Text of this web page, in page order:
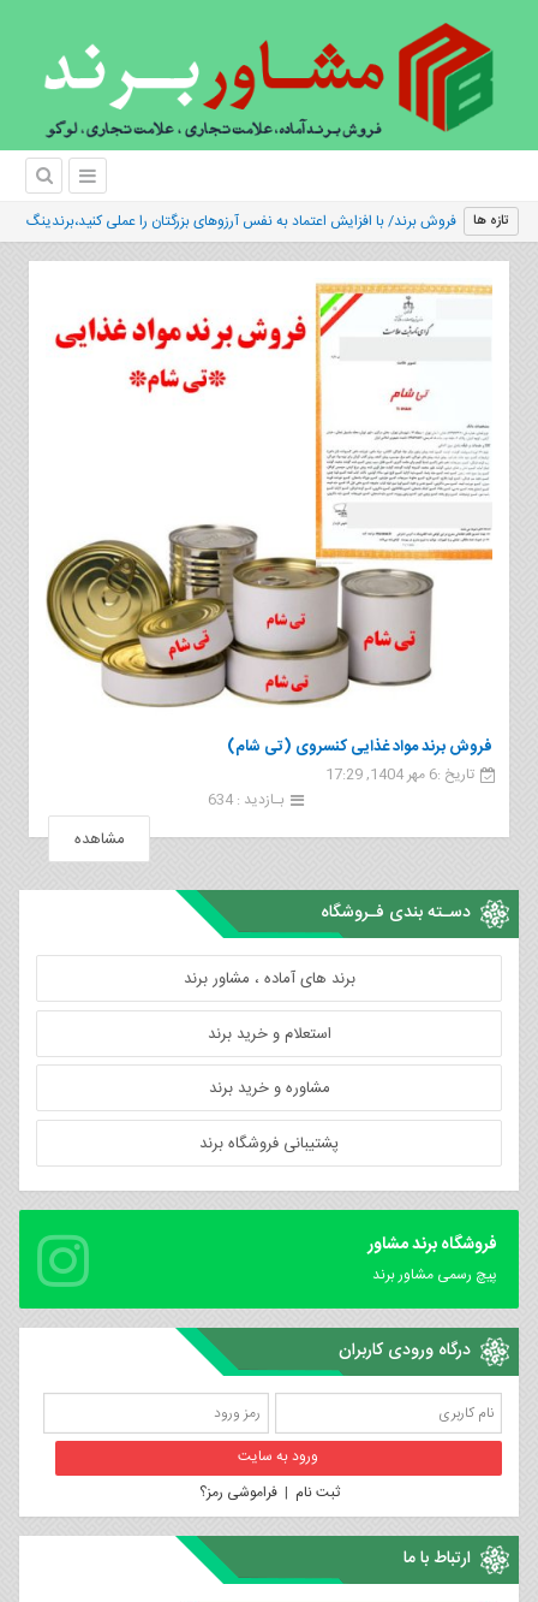
تازه ها فروش برند/ با افزایش اعتماد به نفس آرزوهای بزرگتان را عملی کنید،برندینگ
فروش برند مواد غذایی کنسروی (تی شام)
تاریخ :6 مهر 1404, 17:29
بـازدید : 634
مشاهده
دسـته بندی فـروشگاه
برند های آماده ، مشاور برند
استعلام و خرید برند
مشاوره و خرید برند
پشتیبانی فروشگاه برند
فروشگاه برند مشاور
پیچ رسمی مشاور برند
درگاه ورودی کاربران
ثبت نام |فراموشی رمز؟
ارتباط با ما